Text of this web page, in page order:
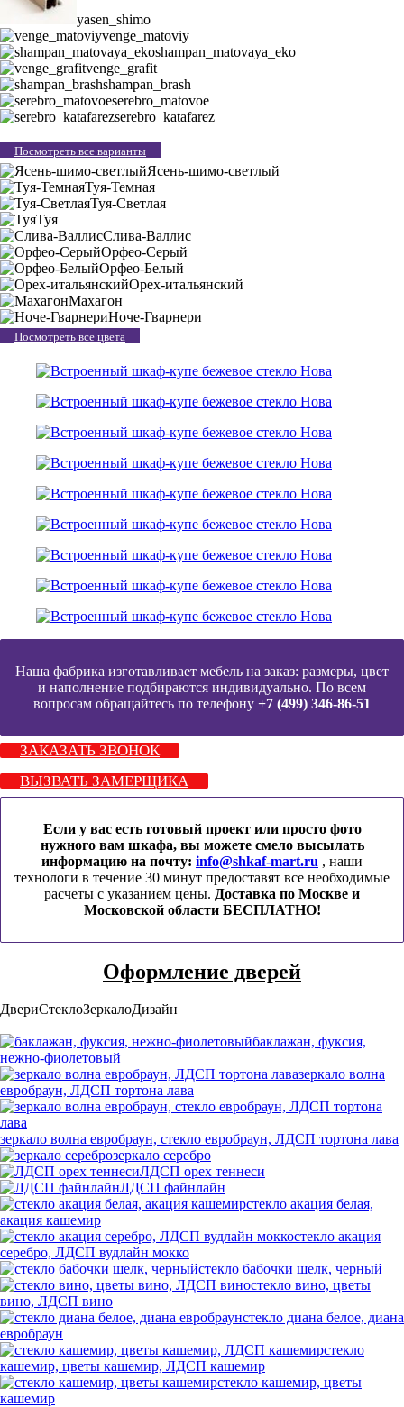
yasen_shimo
venge_matoviy
shampan_matovaya_eko
venge_grafit
shampan_brash
serebro_matovoe
serebro_katafarez
Посмотреть все варианты
Ясень-шимо-светлый
Туя-Темная
Туя-Светлая
Туя
Слива-Валлис
Орфео-Серый
Орфео-Белый
Орех-итальянский
Махагон
Ноче-Гварнери
Посмотреть все цвета
Наша фабрика изготавливает мебель на заказ: размеры, цвет
и наполнение подбираются индивидуально. По всем
вопросам обращайтесь по телефону +7 (499) 346-86-51
ЗАКАЗАТЬ ЗВОНОК
ВЫЗВАТЬ ЗАМЕРЩИКА
Если у вас есть готовый проект или просто фото
нужного вам шкафа, вы можете смело высылать
информацию на почту: info@shkaf-mart.ru , наши
технологи в течение 30 минут предоставят все необходимые
расчеты с указанием цены. Доставка по Москве и
Московской области БЕСПЛАТНО!
Оформление дверей
ДвериСтеклоЗеркалоДизайн
баклажан, фуксия,
нежно-фиолетовый
зеркало волна
евробраун, ЛДСП тортона лава
зеркало волна евробраун, стекло евробраун, ЛДСП тортона лава
зеркало серебро
ЛДСП орех теннеси
ЛДСП файнлайн
стекло акация белая,
акация кашемир
стекло акация
серебро, ЛДСП вудлайн мокко
стекло бабочки шелк, черный
стекло вино, цветы
вино, ЛДСП вино
стекло диана белое, диана
евробраун
стекло
кашемир, цветы кашемир, ЛДСП кашемир
стекло кашемир, цветы
кашемир